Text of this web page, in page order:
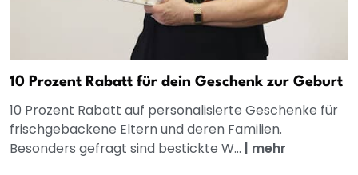
10 Prozent Rabatt für dein Geschenk zur Geburt
10 Prozent Rabatt auf personalisierte Geschenke für
frischgebackene Eltern und deren Familien.
Besonders gefragt sind bestickte W... | mehr